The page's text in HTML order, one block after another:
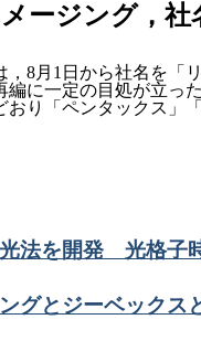
ージング，
8月1日から社名を「
編に一定の目処が立っ
り「ペンタックス」
法を開発 光格子
グとジーベックス